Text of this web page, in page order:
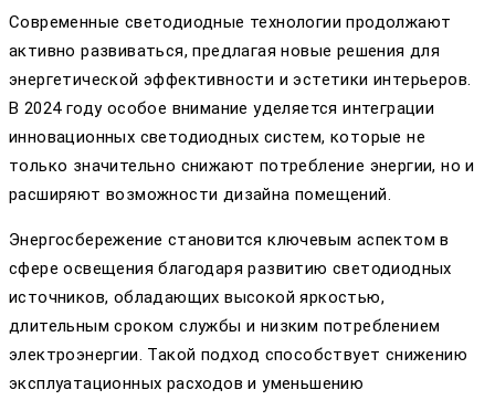
Современные светодиодные технологии продолжают
активно развиваться, предлагая новые решения для
энергетической эффективности и эстетики интерьеров.
В 2024 году особое внимание уделяется интеграции
инновационных светодиодных систем, которые не
только значительно снижают потребление энергии, но и
расширяют возможности дизайна помещений.
Энергосбережение становится ключевым аспектом в
сфере освещения благодаря развитию светодиодных
источников, обладающих высокой яркостью,
длительным сроком службы и низким потреблением
электроэнергии. Такой подход способствует снижению
эксплуатационных расходов и уменьшению